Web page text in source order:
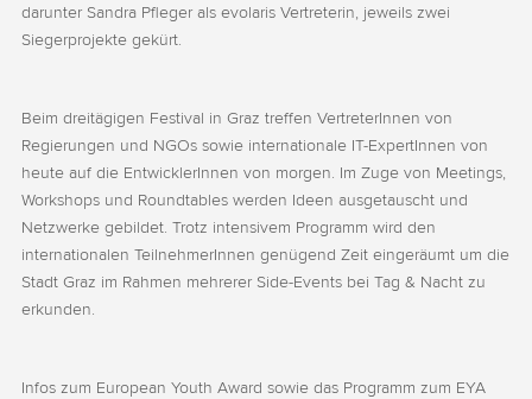
darunter Sandra Pfleger als evolaris Vertreterin, jeweils zwei
Siegerprojekte gekürt.
Beim dreitägigen Festival in Graz treffen VertreterInnen von
Regierungen und NGOs sowie internationale IT-ExpertInnen von
heute auf die EntwicklerInnen von morgen. Im Zuge von Meetings,
Workshops und Roundtables werden Ideen ausgetauscht und
Netzwerke gebildet. Trotz intensivem Programm wird den
internationalen TeilnehmerInnen genügend Zeit eingeräumt um die
Stadt Graz im Rahmen mehrerer Side-Events bei Tag & Nacht zu
erkunden.
Infos zum European Youth Award sowie das Programm zum EYA